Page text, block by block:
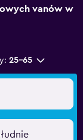
vanów w
25-65